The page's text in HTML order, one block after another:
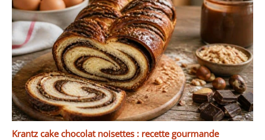
Krantz cake chocolat noisettes : recette gourmande